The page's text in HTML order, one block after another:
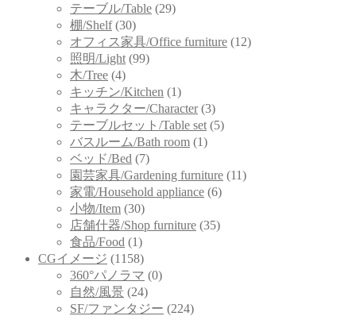
テーブル/Table (29)
棚/Shelf (30)
オフィス家具/Office furniture (12)
照明/Light (99)
木/Tree (4)
キッチン/Kitchen (1)
キャラクター/Character (3)
テーブルセット/Table set (5)
バスルーム/Bath room (1)
ベッド/Bed (7)
園芸家具/Gardening furniture (11)
家電/Household appliance (6)
小物/Item (30)
店舗什器/Shop furniture (35)
食品/Food (1)
CGイメージ (1158)
360°パノラマ (0)
自然/風景 (24)
SF/ファンタジー (224)